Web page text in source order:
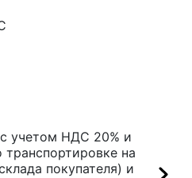
учетом НДС 20% и
транспортировке на
покупателя) и